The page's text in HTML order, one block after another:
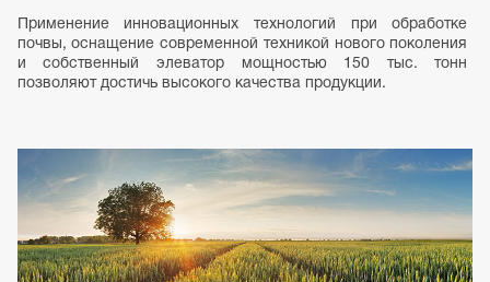
Применение инновационных технологий при
обработке
почвы, оснащение современной техникой нового поколения
и
собственный элеватор мощностью 150 тыс.
тонн
позволяют достичь высокого качества продукции.